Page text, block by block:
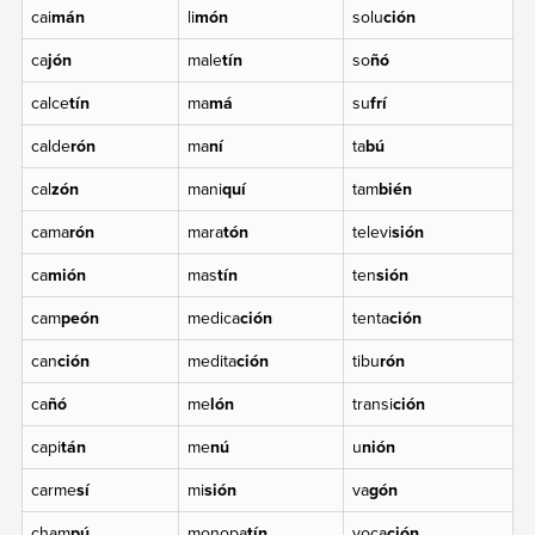
caimán limón solución
cajón maletín soñó
calcetín mamá sufrí
calderón maní tabú
calzón maniquí también
camarón maratón televisión
camión mastín tensión
campeón medicación tentación
canción meditación tiburón
cañó melón transición
capitán menú unión
carmesí misión vagón